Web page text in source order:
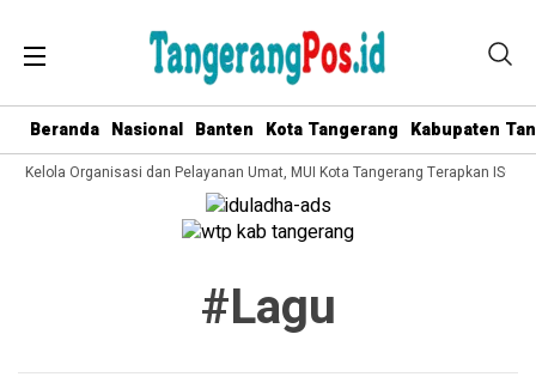
Beranda Nasional Banten Kota Tangerang Kabupaten
Kelola Organisasi dan Pelayanan Umat, MUI Kota Tangerang Terapkan ISO
#lagu